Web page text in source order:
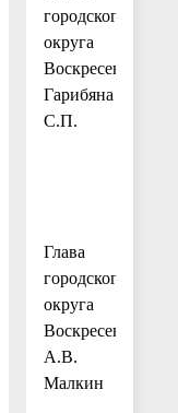
городского
округа
Воскресенск
Гарибяна
С.П.
Глава
городского
округа
Воскресенск
А.В.
Малкин